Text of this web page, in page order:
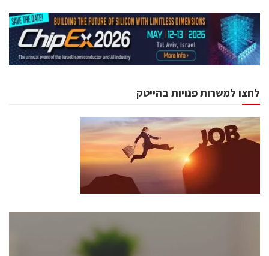
לחצו למשרות פנויות בהייטק